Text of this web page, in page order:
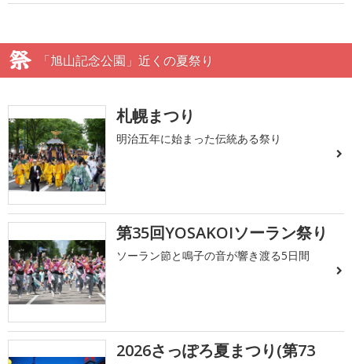
「旭山記念公園」近くの夏祭り
札幌まつり
明治五年に始まった伝統ある祭り
第35回YOSAKOIソーラン祭り
ソーラン節と鳴子の音が響き渡る5日間
2026さっぽろ夏まつり(第73